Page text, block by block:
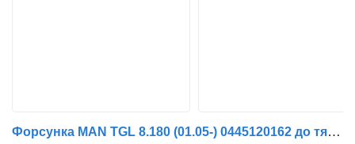
Форсунка MAN TGL 8.180 (01.05-) 0445120162 до тягача MAN TGL, TGM, TGS, TGX (2005-2021)